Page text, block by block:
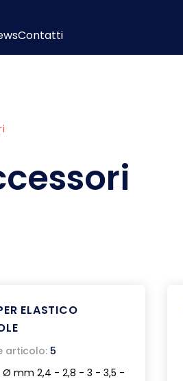
Contatti
ELASTICO
articolo: 5
Ø mm 2,4 - 2,8 - 3 - 3,5 -